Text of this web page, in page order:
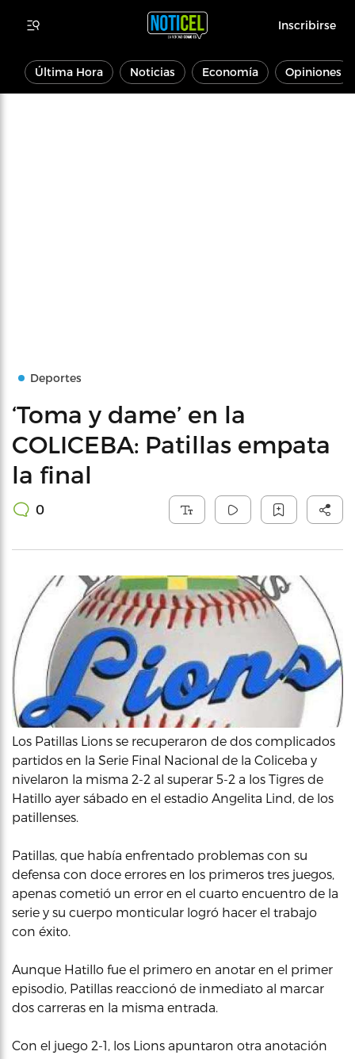
Inscribirse
Última Hora Noticias Economía Opiniones
Deportes
‘Toma y dame’ en la
COLICEBA: Patillas empata
la final
0
Los Patillas Lions se recuperaron de dos complicados
partidos en la Serie Final Nacional de la Coliceba y
nivelaron la misma 2-2 al superar 5-2 a los Tigres de
Hatillo ayer sábado en el estadio Angelita Lind, de los
patillenses.
Patillas, que había enfrentado problemas con su
defensa con doce errores en los primeros tres juegos,
apenas cometió un error en el cuarto encuentro de la
serie y su cuerpo monticular logró hacer el trabajo
con éxito.
Aunque Hatillo fue el primero en anotar en el primer
episodio, Patillas reaccionó de inmediato al marcar
dos carreras en la misma entrada.
Con el juego 2-1, los Lions apuntaron otra anotación